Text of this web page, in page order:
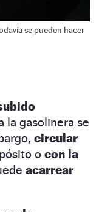
se pueden hacer
la gasolinera se
circular
o con la
acarrear